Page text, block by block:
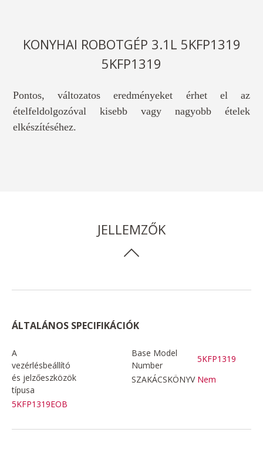
KONYHAI ROBOTGÉP 3.1L 5KFP1319
5KFP1319
Pontos, változatos eredményeket érhet el az
ételfeldolgozóval kisebb vagy nagyobb ételek
elkészítéséhez.
JELLEMZŐK
ÁLTALÁNOS SPECIFIKÁCIÓK
A
vezérlésbeállító
és jelzőeszközök
típusa
5KFP1319EOB
Base Model
Number
5KFP1319
SZAKÁCSKÖNYV Nem